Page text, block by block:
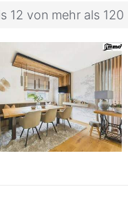
12 von mehr als 120